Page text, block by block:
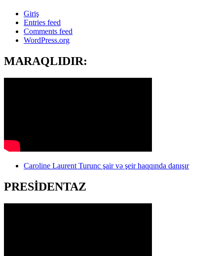
Giriş
Entries feed
Comments feed
WordPress.org
MARAQLIDIR:
Caroline Laurent Turunc şair və şeir haqqında danışır
PRESİDENTAZ